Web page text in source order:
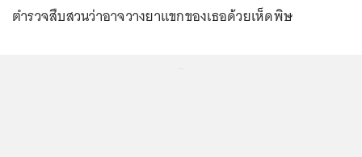
ตำรวจสืบสวนว่าอาจวางยาแขกของเธอด้วยเห็ดพิษ